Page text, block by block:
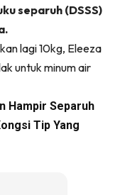
separuh (DSSS)
lagi 10kg, Eleeza
untuk minum air
Hampir Separuh
Tip Yang